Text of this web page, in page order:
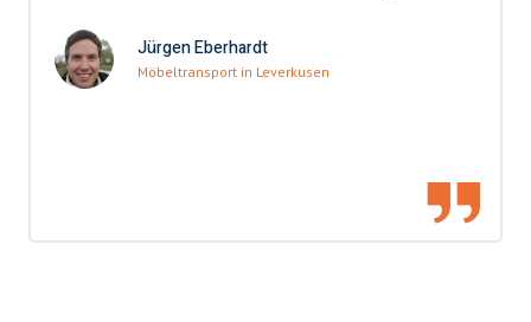
Jürgen Eberhardt
Möbeltransport in Leverkusen